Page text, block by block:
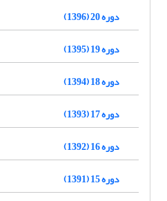
دوره 20 (1396)
دوره 19 (1395)
دوره 18 (1394)
دوره 17 (1393)
دوره 16 (1392)
دوره 15 (1391)